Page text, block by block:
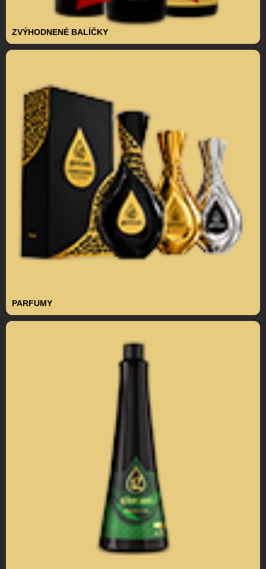
ZVÝHODNENÉ BALÍČKY
PARFUMY